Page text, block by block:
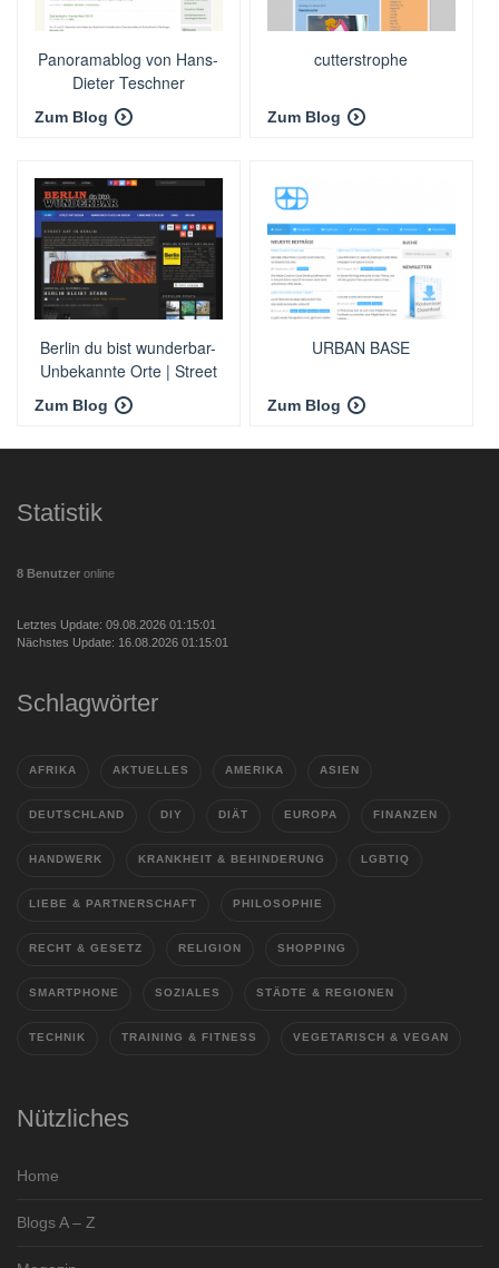
Panoramablog von Hans-
Dieter Teschner
Zum Blog
cutterstrophe
Zum Blog
Berlin du bist wunderbar-
Unbekannte Orte | Street
art | Urbex
Zum Blog
URBAN BASE
Zum Blog
Statistik
8 Benutzer online
Letztes Update: 09.08.2026 01:15:01
Nächstes Update: 16.08.2026 01:15:01
Schlagwörter
AFRIKA AKTUELLES AMERIKA ASIEN
DEUTSCHLAND DIY DIÄT EUROPA FINANZEN
HANDWERK KRANKHEIT & BEHINDERUNG LGBTIQ
LIEBE & PARTNERSCHAFT PHILOSOPHIE
RECHT & GESETZ RELIGION SHOPPING
SMARTPHONE SOZIALES STÄDTE & REGIONEN
TECHNIK TRAINING & FITNESS VEGETARISCH & VEGAN
Nützliches
Home
Blogs A – Z